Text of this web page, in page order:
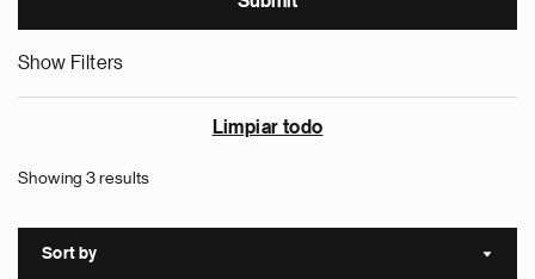
Show Filters
Limpiar todo
Showing 3 results
Sort by Sort